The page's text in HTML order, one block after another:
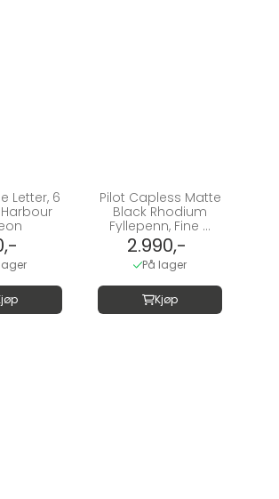
Letter, 6
Pilot Capless Matte
Black Rhodium
Fyllepenn, Fine ...
2.990,-
På lager
Kjøp